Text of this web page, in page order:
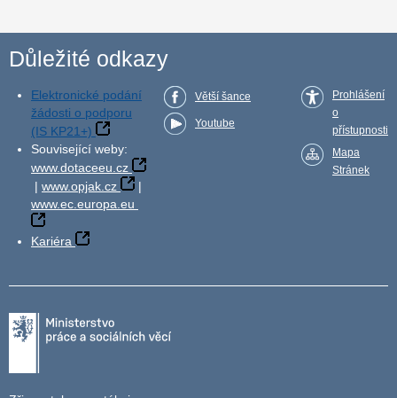
Důležité odkazy
Elektronické podání
žádosti o podporu
(IS KP21+)
Související weby:
www.dotaceeu.cz
| www.opjak.cz
|
www.ec.europa.eu
Kariéra
Větší šance
Youtube
Prohlášení
o
přístupnosti
Mapa
Stránek